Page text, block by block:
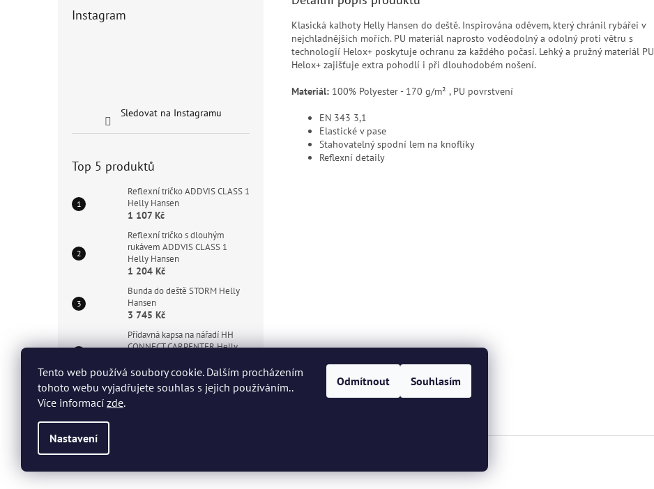
Tento web používá soubory cookie. Dalším procházením
tohoto webu vyjadřujete souhlas s jejich používáním..
Více informací zde.
Nastavení
Odmítnout Souhlasím
Instagram
Sledovat na Instagramu
Top 5 produktů
Reflexní tričko ADDVIS CLASS 1
Helly Hansen
1 107 Kč
Reflexní tričko s dlouhým
rukávem ADDVIS CLASS 1
Helly Hansen
1 204 Kč
Bunda do deště STORM Helly
Hansen
3 745 Kč
Přídavná kapsa na nářadí HH
CONNECT CARPENTER Helly
780 Kč
Polobotka KENSINGTON MXR
Klasická kalhoty Helly Hansen do deště. Inspirována oděvem, který chránil rybářei v
nejchladnějších mořích. PU materiál naprosto voděodolný a odolný proti větru s
technologií Helox+ poskytuje ochranu za každého počasí. Lehký a pružný materiál PU
Helox+ zajišťuje extra pohodlí i při dlouhodobém nošení.
Materiál: 100% Polyester - 170 g/m² , PU povrstvení
EN 343 3,1
Elastické v pase
Stahovatelný spodní lem na knoflíky
Reflexní detaily